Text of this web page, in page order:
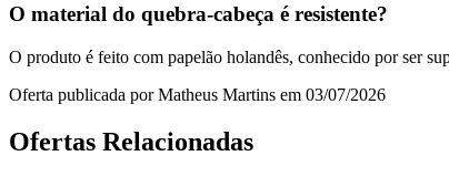
O material do quebra-cabeça é resistente?
O produto é feito com papelão holandês, conhecido por ser
Oferta publicada por Matheus Martins em 03/07/2026
Ofertas Relacionadas